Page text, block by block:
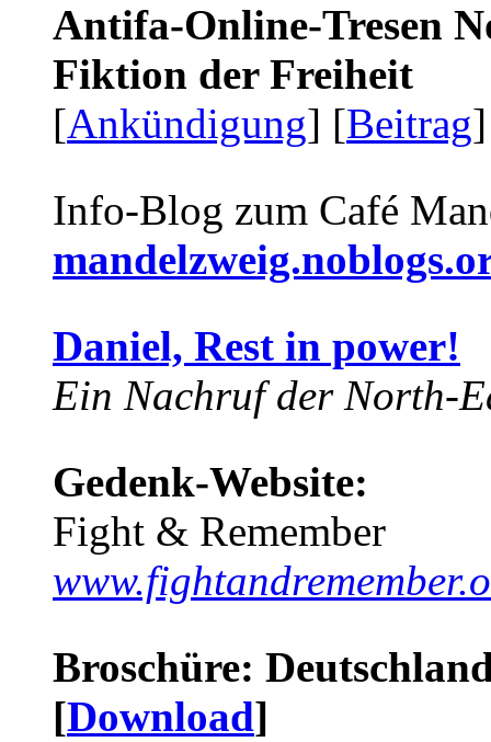
Antifa-Online-Tresen
Fiktion der Freiheit
[Ankündigung] [Beitrag
Info-Blog zum Café
Daniel, Rest in power!
Ein Nachruf der North-
Gedenk-Website:
Fight & Remember
Broschüre:
[Download]